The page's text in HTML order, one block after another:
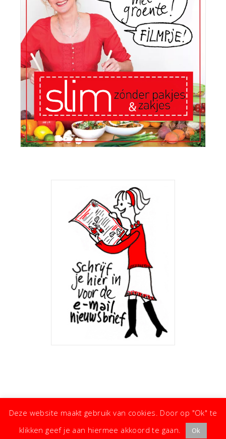
Deze website maakt gebruik van cookies. Door op "Ok" te
klikken geef je aan hiermee akkoord te gaan.
Ok